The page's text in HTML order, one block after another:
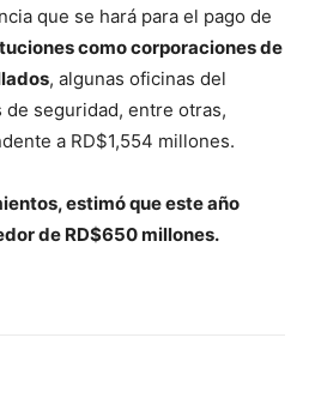
que se hará para el pago de
como corporaciones de
, algunas oficinas del
de seguridad, entre otras,
a RD$1,554 millones.
estimó que este año
de RD$650 millones.